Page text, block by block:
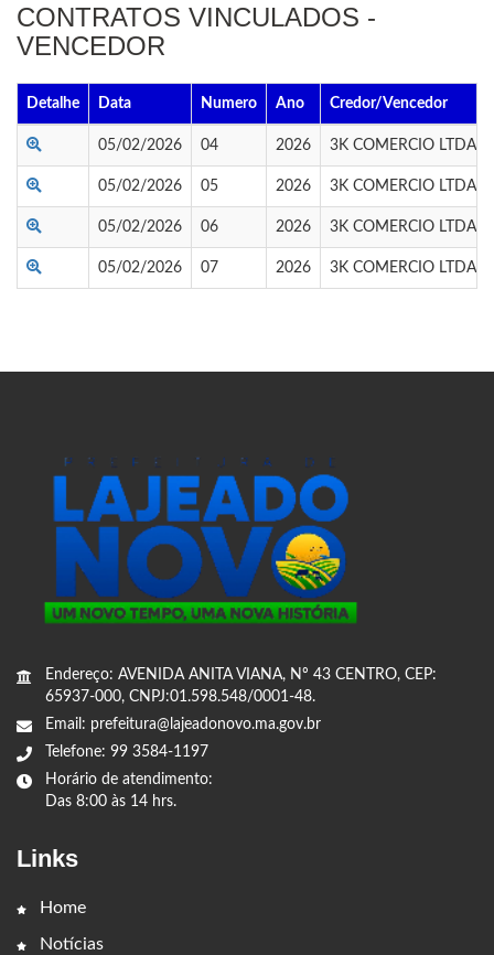
CONTRATOS VINCULADOS -
VENCEDOR
Detalhe Data Numero Ano Credor/Vencedor
05/02/2026 04 2026 3K COMERCIO LTDA
05/02/2026 05 2026 3K COMERCIO LTDA
05/02/2026 06 2026 3K COMERCIO LTDA
05/02/2026 07 2026 3K COMERCIO LTDA
Endereço: AVENIDA ANITA VIANA, Nº 43 CENTRO, CEP:
65937-000, CNPJ:01.598.548/0001-48.
Email: prefeitura@lajeadonovo.ma.gov.br
Telefone: 99 3584-1197
Horário de atendimento:
Das 8:00 às 14 hrs.
Links
Home
Notícias